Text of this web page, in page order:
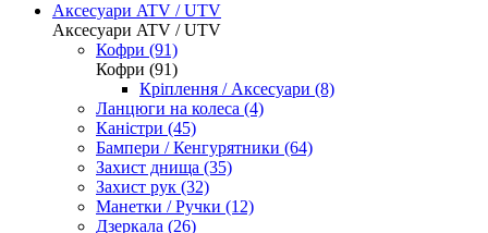
Аксесуари ATV / UTV
Аксесуари ATV / UTV
Кофри (91)
Кофри (91)
Кріплення / Аксесуари (8)
Ланцюги на колеса (4)
Каністри (45)
Бампери / Кенгурятники (64)
Захист днища (35)
Захист рук (32)
Манетки / Ручки (12)
Дзеркала (26)